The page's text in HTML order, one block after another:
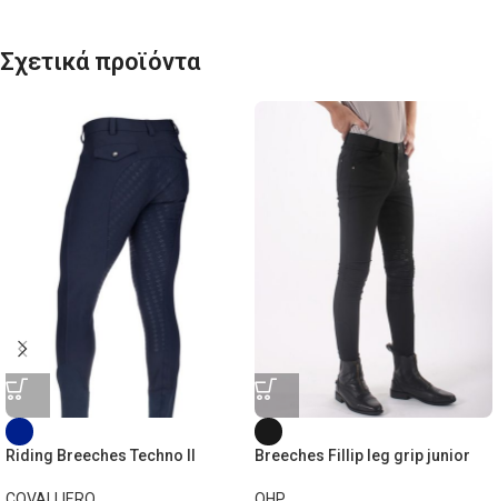
Σχετικά προϊόντα
Riding Breeches Techno II Breeches Fillip leg grip junior